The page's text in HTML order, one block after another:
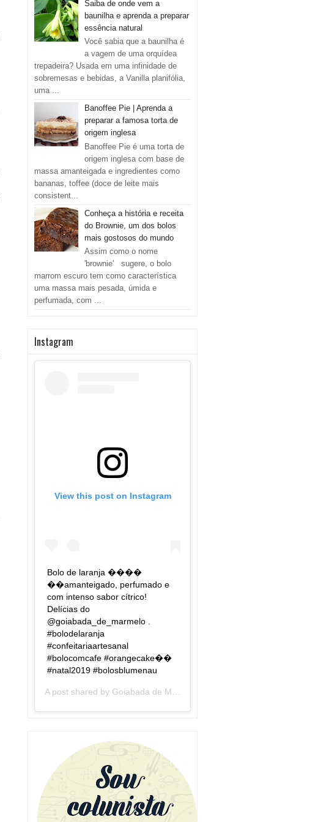
Saiba de onde vem a
baunilha e aprenda a preparar
essência natural
Você sabia que a baunilha é
a vagem de uma orquídea
trepadeira? Usada em uma infinidade de
sobremesas e bebidas, a Vanilla planifólia,
uma ...
Banoffee Pie | Aprenda a
preparar a famosa torta de
origem inglesa
Banoffee Pie é uma torta de
origem inglesa com base de
massa amanteigada e ingredientes como
bananas, toffee (doce de leite mais
consistent...
Conheça a história e receita
do Brownie, um dos bolos
mais gostosos do mundo
Assim como o nome
'brownie' sugere, o bolo
marrom escuro tem como característica
uma massa mais pesada, úmida e
perfumada, com ...
Instagram
View this post on Instagram
Bolo de laranja ����
��amanteigado, perfumado e
com intenso sabor cítrico!
Delícias do
@goiabada_de_marmelo .
#bolodelaranja
#confeitariaartesanal
#bolocomcafe #orangecake��
#natal2019 #bolosblumenau
A post shared by Goiabada de Marmelo